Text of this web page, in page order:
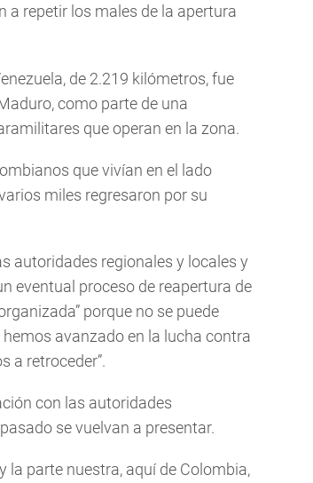
a repetir los males de la apertura
de 2.219 kilómetros, fue
como parte de una
que operan en la zona.
que vivían en el lado
miles regresaron por su
autoridades regionales y locales y
eventual proceso de reapertura de
porque no se puede
avanzado en la lucha contra
a retroceder”.
con las autoridades
se vuelvan a presentar.
la parte nuestra, aquí de Colombia,